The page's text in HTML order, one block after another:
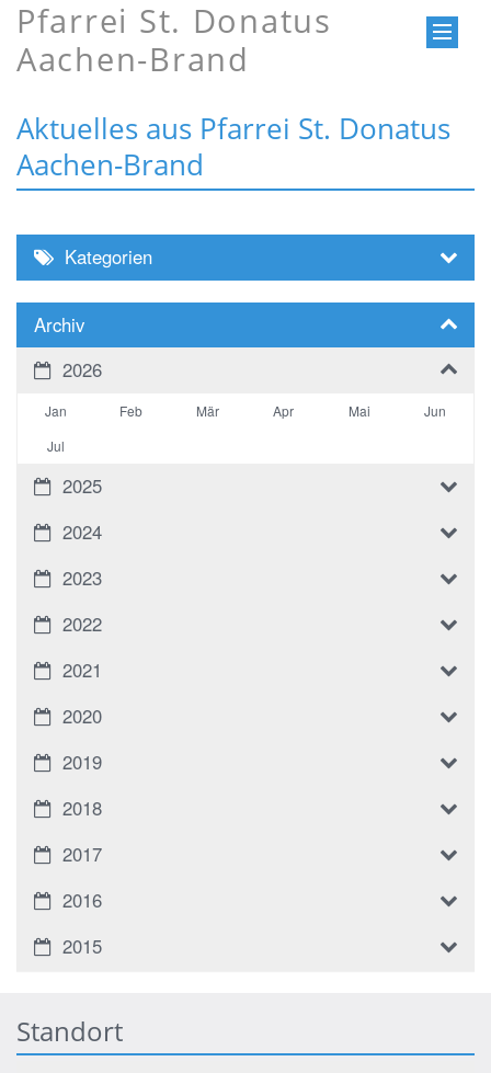
Pfarrei St. Donatus
Aachen-Brand
Aktuelles aus Pfarrei St. Donatus
Aachen-Brand
Kategorien
Archiv
2026
Jan Feb Mär Apr Mai
Jun
Jul
2025
2024
2023
2022
2021
2020
2019
2018
2017
2016
2015
Standort